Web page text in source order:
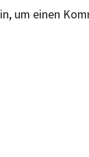
um einen